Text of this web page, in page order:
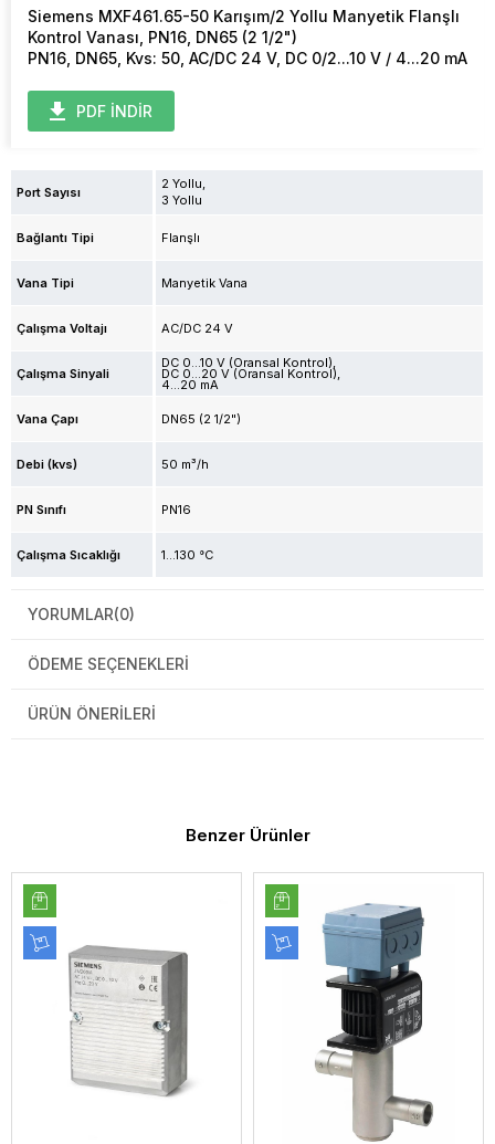
Siemens MXF461.65-50 Karışım/2 Yollu Manyetik Flanşlı
Kontrol Vanası, PN16, DN65 (2 1/2")
PN16, DN65, Kvs: 50, AC/DC 24 V, DC 0/2...10 V / 4...20 mA
PDF İNDİR
Port Sayısı
2 Yollu
3 Yollu
Bağlantı Tipi Flanşlı
Vana Tipi Manyetik Vana
Çalışma Voltajı AC/DC 24 V
Çalışma Sinyali
DC 0...10 V (Oransal Kontrol)
DC 0…20 V (Oransal Kontrol)
4...20 mA
Vana Çapı DN65 (2 1/2")
Debi (kvs) 50 m³/h
PN Sınıfı PN16
Çalışma Sıcaklığı 1...130 °C
YORUMLAR(0)
ÖDEME SEÇENEKLERI
ÜRÜN ÖNERILERI
Benzer Ürünler